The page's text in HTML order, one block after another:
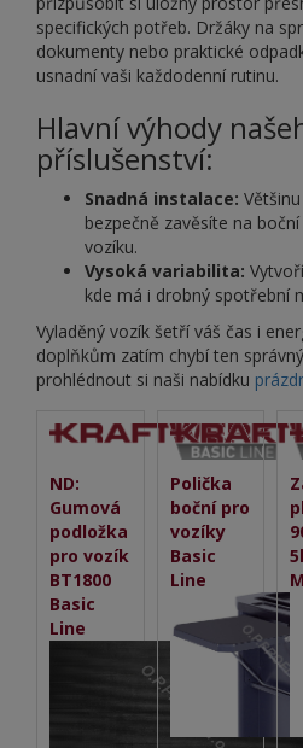
specifických potřeb. Držáky na
dokumenty nebo praktické
usnadní vaši každodenní rutinu.
Hlavní výhody
příslušenství:
Snadná instalace:
bezpečně zavěsíte na
vozíku.
Vysoká variabilita:
kde má i drobný spotřební
Vyladěný vozík šetří váš čas i
doplňkům zatím chybí ten
prohlédnout si naši nabídku
ND:
Gumová
podložka
pro vozík
BT1800
Basic
Line
Polička
boční pro
vozíky
Basic
Line